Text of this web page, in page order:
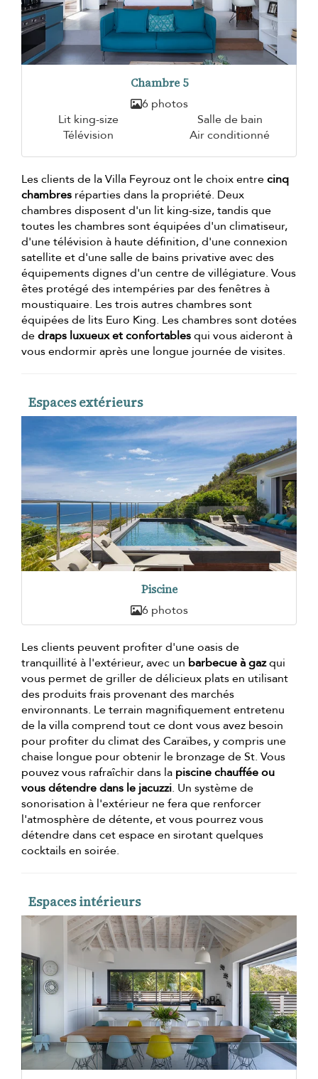
Chambre 5
6 photos
Lit king-size
Salle de bain
Télévision
Air conditionné
Les clients de la Villa Feyrouz ont le choix entrecinq
chambres réparties dans la propriété. Deux
chambres disposent d'un lit king-size, tandis que
toutes les chambres sont équipées d'un climatiseur,
d'une télévision à haute définition, d'une connexion
satellite et d'une salle de bains privative avec des
équipements dignes d'un centre de villégiature. Vous
êtes protégé des intempéries par des fenêtres à
moustiquaire. Les trois autres chambres sont
équipées de lits Euro King. Les chambres sont dotées
dedraps luxueux et confortablesqui vous aideront à
vous endormir après une longue journée de visites.
Espaces extérieurs
Piscine
6 photos
Les clients peuvent profiter d'une oasis de
tranquillité à l'extérieur, avec un barbecue à gazqui
vous permet de griller de délicieux plats en utilisant
des produits frais provenant des marchés
environnants. Le terrain magnifiquement entretenu
de la villa comprend tout ce dont vous avez besoin
pour profiter du climat des Caraïbes, y compris une
chaise longue pour obtenir le bronzage de St. Vous
pouvez vous rafraîchir dans la piscine chauffée ou
vous détendre dans le jacuzzi. Un système de
sonorisation à l'extérieur ne fera que renforcer
l'atmosphère de détente, et vous pourrez vous
détendre dans cet espace en sirotant quelques
cocktails en soirée.
Espaces intérieurs